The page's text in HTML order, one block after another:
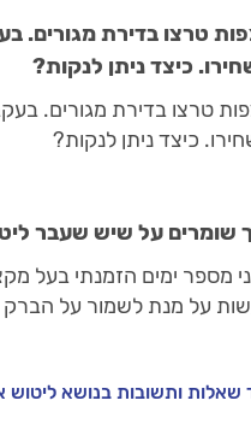
טרצו בדירת מגורים.
כיצד ניתן לנקות?
טרצו בדירת מגורים.
כיצד ניתן לנקות?
שומרים על שיש שעבר
מספר ימים הזמנתי בעל
על מנת לשמור על הברק
שאלות ותשובות בנושא ליטוש